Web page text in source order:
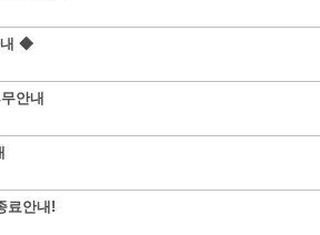
내 ◆
안내
료안내!